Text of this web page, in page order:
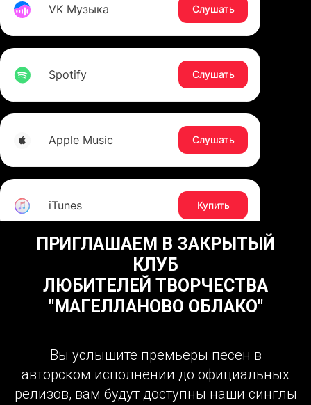
ПРИГЛАШАЕМ В ЗАКРЫТЫЙ
КЛУБ
ЛЮБИТЕЛЕЙ ТВОРЧЕСТВА
"МАГЕЛЛАНОВО ОБЛАКО"
Вы услышите премьеры песен в
авторском исполнении до официальных
релизов, вам будут доступны наши синглы